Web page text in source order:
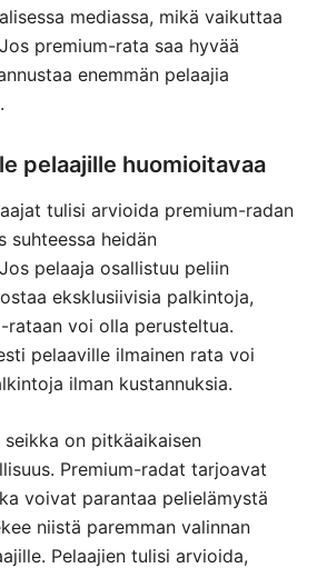
mediassa, mikä vaikuttaa
premium-rata saa hyvää
enemmän pelaajia
pelaajille huomioitavaa
tulisi arvioida premium-radan
suhteessa heidän
pelaaja osallistuu peliin
eksklusiivisia palkintoja,
rataan voi olla perusteltua.
pelaaville ilmainen rata voi
ilman kustannuksia.
on pitkäaikaisen
Premium-radat tarjoavat
voivat parantaa pelielämystä
niistä paremman valinnan
Pelaajien tulisi arvioida,